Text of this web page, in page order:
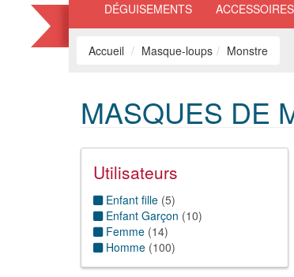
DÉGUISEMENTS ACCESSOIRES
Accueil Masque-loups Monstre
MASQUES DE
Utilisateurs
Enfant fille (5)
Enfant Garçon (10)
Femme (14)
Homme (100)